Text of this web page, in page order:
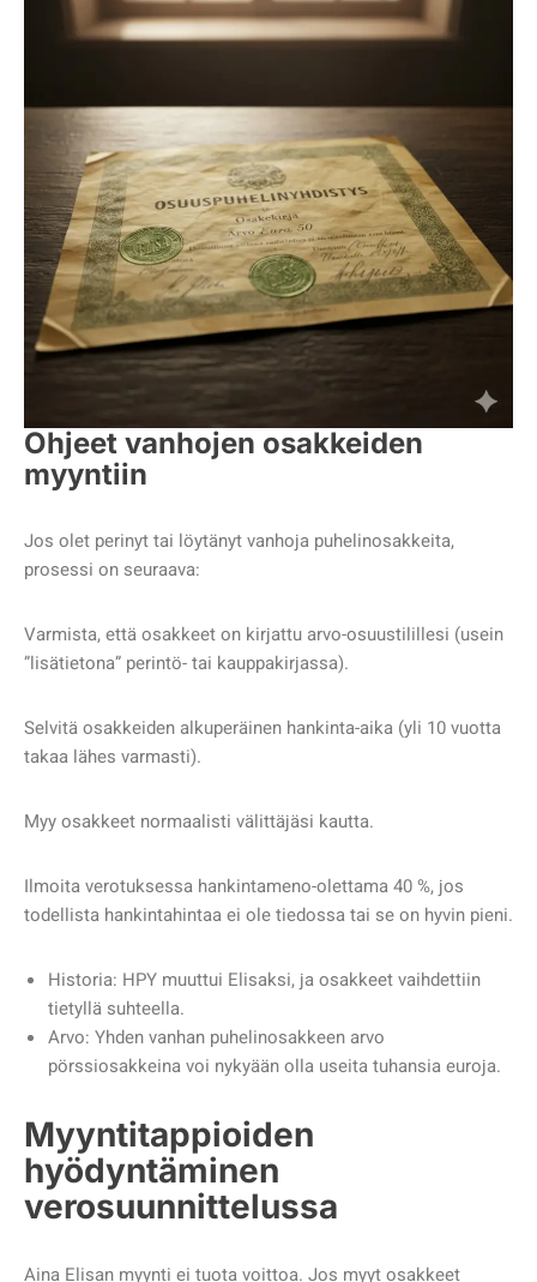
Ohjeet vanhojen osakkeiden
myyntiin
Jos olet perinyt tai löytänyt vanhoja puhelinosakkeita,
prosessi on seuraava:
Varmista, että osakkeet on kirjattu arvo-osuustilillesi (usein
”lisätietona” perintö- tai kauppakirjassa).
Selvitä osakkeiden alkuperäinen hankinta-aika (yli 10 vuotta
takaa lähes varmasti).
Myy osakkeet normaalisti välittäjäsi kautta.
Ilmoita verotuksessa hankintameno-olettama 40 %, jos
todellista hankintahintaa ei ole tiedossa tai se on hyvin pieni.
Historia: HPY muuttui Elisaksi, ja osakkeet vaihdettiin
tietyllä suhteella.
Arvo: Yhden vanhan puhelinosakkeen arvo
pörssiosakkeina voi nykyään olla useita tuhansia euroja.
Myyntitappioiden
hyödyntäminen
verosuunnittelussa
Aina Elisan myynti ei tuota voittoa. Jos myyt osakkeet